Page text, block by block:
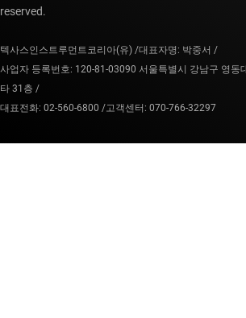
reserved.
텍사스인스트루먼트코리아(유) /대표자명: 박중서 /
사업자 등록번호: 120-81-03090 서울특별시 강남구 영동
타 31층 /
대표전화: 02-560-6800 /고객센터: 070-766-32297